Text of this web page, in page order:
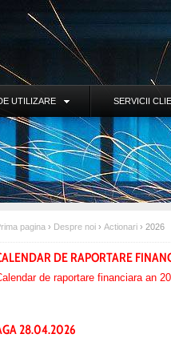
UTILIZARE SERVICII
pagina › Despre noi › Actionari › 2026
DE RAPORTARE
de raportare financiara an
28.04.2026